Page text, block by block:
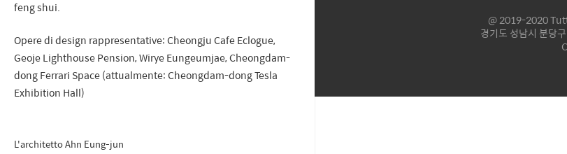
feng shui.
Opere di design rappresentative: Cheongju Cafe Eclogue,
Geoje Lighthouse Pension, Wirye Eungeumjae, Cheongdam-
dong Ferrari Space (attualmente: Cheongdam-dong Tesla
Exhibition Hall)
L'architetto Ahn Eung-jun
@ 2019-2020
경기도 성남시 분당